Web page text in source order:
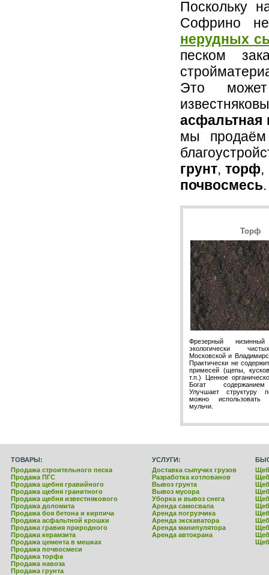
Поскольку
Софрино
нерудных
песком
Это
асфальтная
мы
грунт, торф,
почвосмесь.
Торф
Фрезерный
экологически
Московской и
Практически не
примесей (щепы,
т.п.) Ценное
Богат
Улучшает структуру
можно
мульчи.
ТОВАРЫ: УСЛУГИ:
Продажа строительного песка
Продажа ПГС
Продажа щебня гравийного
Продажа щебня гранитного
Продажа щебня известнякового
Продажа доломита
Продажа боя бетона и кирпича
Продажа асфальтной крошки
Продажа гравия природного
Продажа керамзита
Продажа цемента в мешках
Доставка сыпучих грузов
Разработка котлованов
Вывоз грунта
Вывоз мусора
Уборка и вывоз снега
Аренда самосвала
Аренда погрузчика
Аренда экскаватора
Аренда манипулятора
Аренда автокрана
Продажа почвосмеси
Продажа торфа
Продажа навоза
Продажа грунта